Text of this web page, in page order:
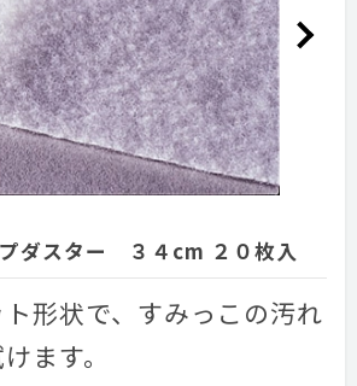
ダスター ３４cm ２０枚入
形状で、すみっこの汚れ
ます。